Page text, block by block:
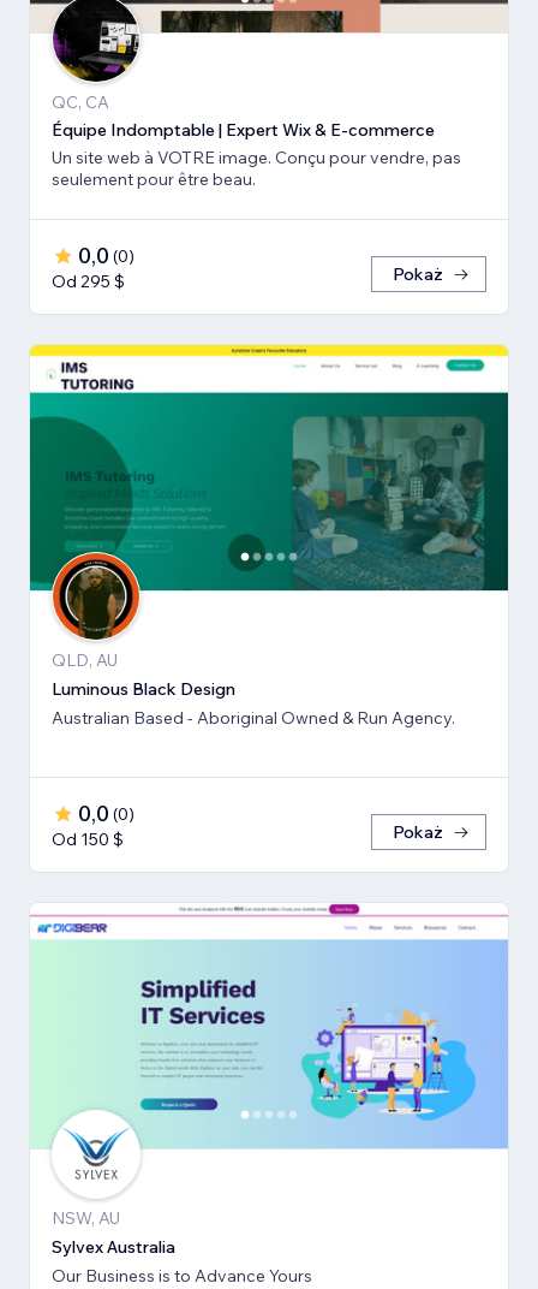
QC, CA
Équipe Indomptable | Expert Wix & E-commerce
Un site web à VOTRE image. Conçu pour vendre, pas
seulement pour être beau.
0,0 (0)
Od 295 $
Pokaż
QLD, AU
Luminous Black Design
Australian Based - Aboriginal Owned & Run Agency.
0,0 (0)
Od 150 $
Pokaż
NSW, AU
Sylvex Australia
Our Business is to Advance Yours